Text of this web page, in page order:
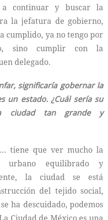
continuar y buscar la
la jefatura de gobierno,
cumplido, ya no tengo por
sino cumplir con la
delegado.
significaría gobernar la
un estado. ¿Cuál sería su
ciudad tan grande y
tiene que ver mucho la
urbano equilibrado y
la ciudad se está
del tejido social,
ha descuidado, podemos